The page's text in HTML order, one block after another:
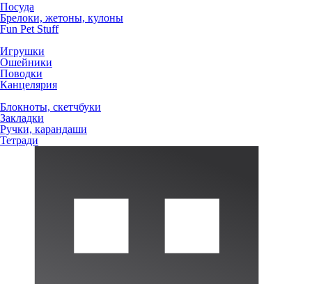
Посуда
Брелоки, жетоны, кулоны
Fun Pet Stuff
Игрушки
Ошейники
Поводки
Канцелярия
Блокноты, скетчбуки
Закладки
Ручки, карандаши
Тетради